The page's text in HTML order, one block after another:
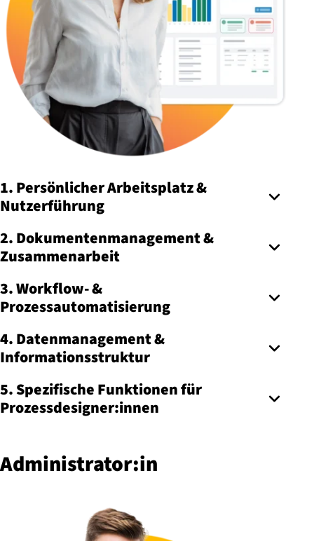
1. Persönlicher Arbeitsplatz &
Nutzerführung
2. Dokumentenmanagement &
Zusammenarbeit
3. Workflow- &
Prozessautomatisierung
4. Datenmanagement &
Informationsstruktur
5. Spezifische Funktionen für
Prozessdesigner:innen
Ad­mi­nis­tra­tor:in